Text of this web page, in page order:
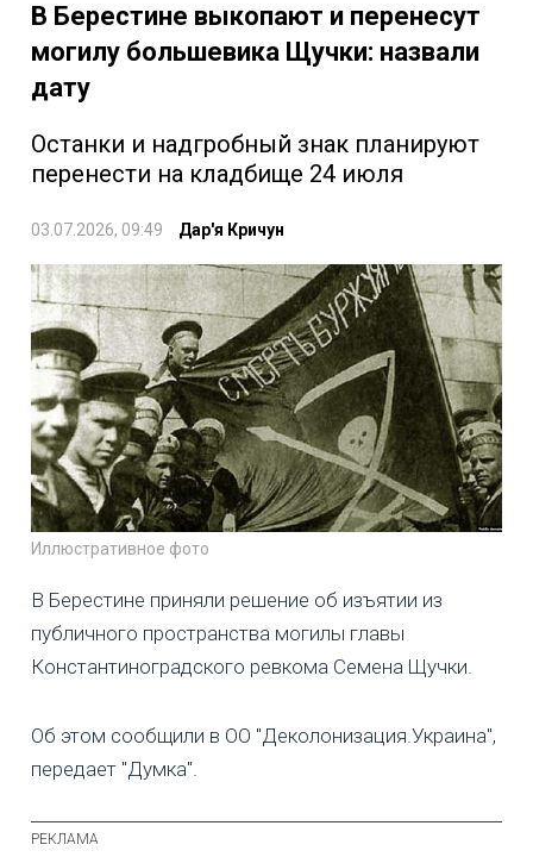
В Берестине выкопают и перенесут
могилу большевика Щучки: назвали
дату
Останки и надгробный знак планируют
перенести на кладбище 24 июля
03.07.2026, 09:49 Дар'я Кричун
Иллюстративное фото
В Берестине приняли решение об изъятии из
публичного пространства могилы главы
Константиноградского ревкома Семена Щучки.
Об этом сообщили в ОО "Деколонизация.Украина",
передает "Думка".